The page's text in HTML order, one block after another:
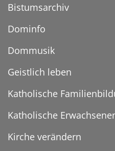
Bistumsarchiv
Dominfo
Dommusik
Geistlich leben
Katholische
Katholische
Kirche verändern